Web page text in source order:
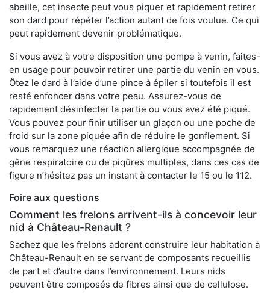
abeille, cet insecte peut vous piquer et rapidement retirer
son dard pour répéter l’action autant de fois voulue. Ce qui
peut rapidement devenir problématique.
Si vous avez à votre disposition une pompe à venin, faites-
en usage pour pouvoir retirer une partie du venin en vous.
Ôtez le dard à l’aide d’une pince à épiler si toutefois il est
resté enfoncer dans votre peau. Assurez-vous de
rapidement désinfecter la partie ou vous avez été piqué.
Vous pouvez pour finir utiliser un glaçon ou une poche de
froid sur la zone piquée afin de réduire le gonflement. Si
vous remarquez une réaction allergique accompagnée de
gêne respiratoire ou de piqûres multiples, dans ces cas de
figure n’hésitez pas un instant à contacter le 15 ou le 112.
Foire aux questions
Comment les frelons arrivent-ils à concevoir leur
nid à Château-Renault ?
Sachez que les frelons adorent construire leur habitation à
Château-Renault en se servant de composants recueillis
de part et d’autre dans l’environnement. Leurs nids
peuvent être composés de fibres ainsi que de cellulose.